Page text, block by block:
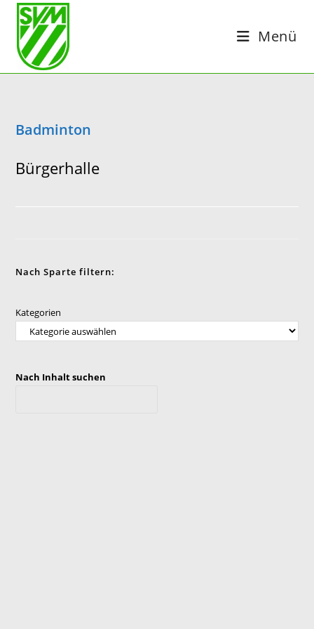
Zum
Inhalt
springen
Menü
Badminton
Bürgerhalle
Nach Sparte filtern:
Kategorien
Nach Inhalt suchen